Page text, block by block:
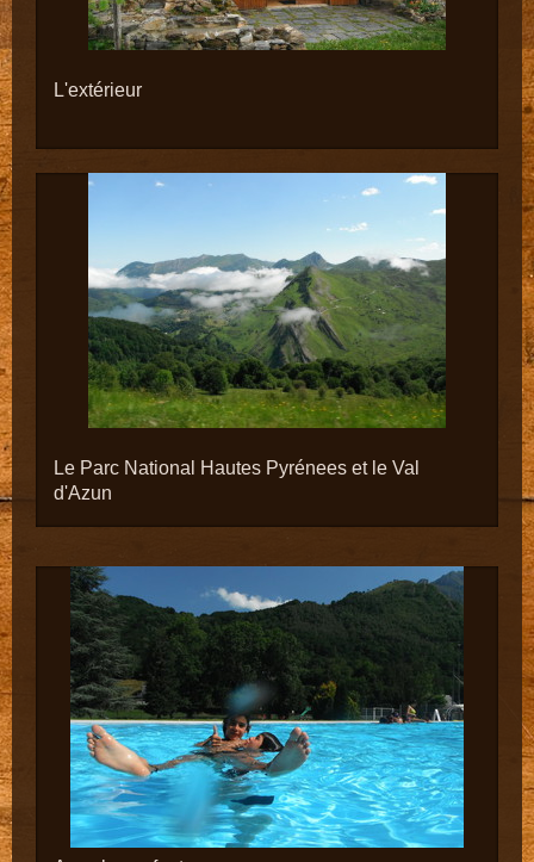
L'extérieur
Le Parc National Hautes Pyrénees et le Val
d'Azun